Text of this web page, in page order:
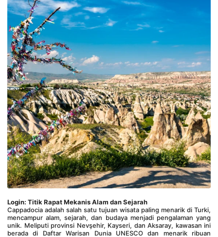
Login: Titik Rapat Mekanis Alam dan Sejarah
Cappadocia adalah salah satu tujuan wisata paling menarik di Turki,
mencampur alam, sejarah, dan budaya menjadi pengalaman yang
unik. Meliputi provinsi Nevşehir, Kayseri, dan Aksaray, kawasan ini
berada di Daftar Warisan Dunia UNESCO dan menarik ribuan